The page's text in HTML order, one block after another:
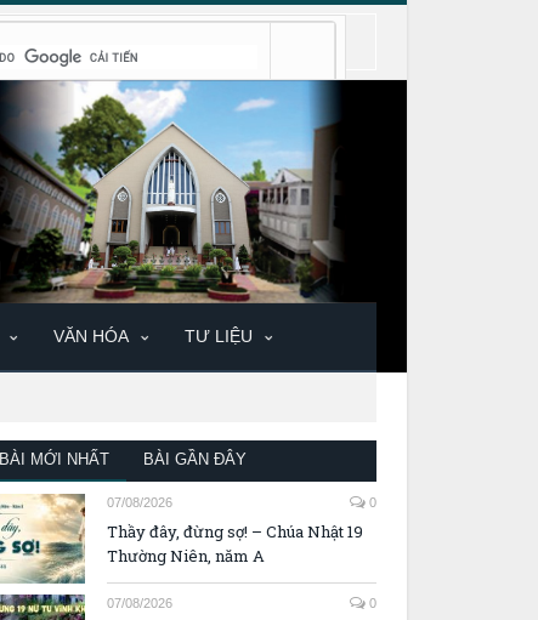
VĂN HÓA TƯ LIỆU
BÀI MỚI NHẤT BÀI GẦN ĐÂY
07/08/2026 0
Thầy đây, đừng sợ! – Chúa Nhật 19
Thường Niên, năm A
07/08/2026 0